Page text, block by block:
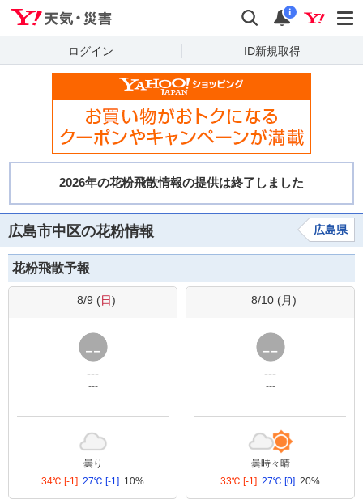
検索 通知
i
ログイン ID新規取得
広島市中区の花粉情報 広島県
花粉飛散予報
8/9 (日)
---
---
曇り
34℃ [-1] 27℃ [-1] 10%
8/10 (月)
---
---
曇時々晴
33℃ [-1] 27℃ [0] 20%